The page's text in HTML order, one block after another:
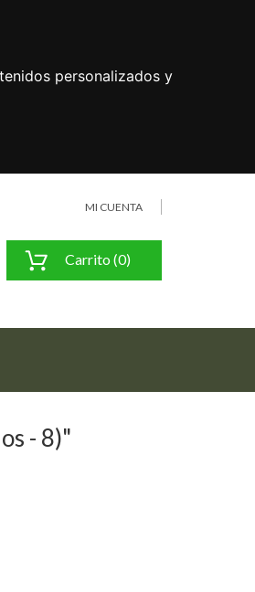
personalizados y
MI CUENTA
Carrito (0)
- 8)"